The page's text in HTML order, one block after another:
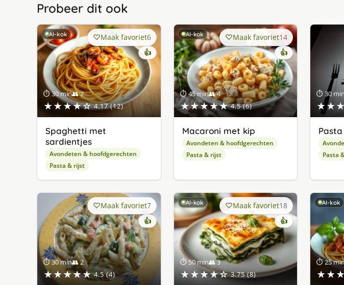
Probeer dit ook
AI-kok
⏱ 30 min👥 2
★★★★☆ 4.17 (12)
Maak favoriet6
👍
Spaghetti met
sardientjes
Avondeten & hoofdgerechten
Pasta & rijst
AI-kok
⏱ 45 min👥 4
★★★★★ 4.5 (6)
Maak favoriet14
👍
Macaroni met kip
Avondeten & hoofdgerechten
Pasta & rijst
⏱ 30
Pasta
⏱ 30 min👥 2
★★★★★ 4.5 (4)
Maak favoriet7
👍
AI-kok
⏱ 50 min👥 3
★★★★☆ 3.75 (8)
Maak favoriet18
👍
AI-kok
⏱ 25